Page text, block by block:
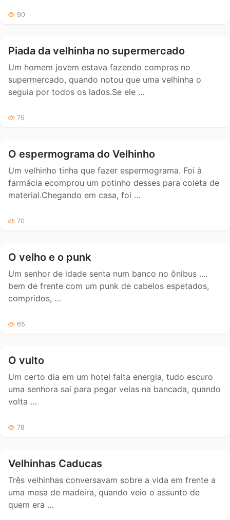
90
Piada da velhinha no supermercado
Um homem jovem estava fazendo compras no
supermercado, quando notou que uma velhinha o
seguia por todos os lados.Se ele …
75
O espermograma do Velhinho
Um velhinho tinha que fazer espermograma. Foi à
farmácia ecomprou um potinho desses para coleta de
material.Chegando em casa, foi …
70
O velho e o punk
Um senhor de idade senta num banco no ônibus ....
bem de frente com um punk de cabelos espetados,
compridos, …
65
O vulto
Um certo dia em um hotel falta energia, tudo escuro
uma senhora sai para pegar velas na bancada, quando
volta …
78
Velhinhas Caducas
Três velhinhas conversavam sobre a vida em frente a
uma mesa de madeira, quando veio o assunto de
quem era …